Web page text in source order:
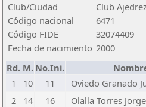
Club/Ciudad
Club
Código nacional
6471
Código FIDE
32074409
Fecha de nacimiento 2000
Rd. M. No.Ini.
1
10 11 Oviedo Granado
2
14 16 Olalla Torres Jorge